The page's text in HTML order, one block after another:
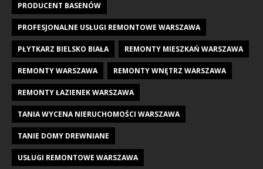
PRODUCENT BASENÓW
PROFESJONALNE USŁUGI REMONTOWE WARSZAWA
PŁYTKARZ BIELSKO BIAŁA REMONTY MIESZKAŃ WARSZAWA
REMONTY WARSZAWA REMONTY WNĘTRZ WARSZAWA
REMONTY ŁAZIENEK WARSZAWA
TANIA WYCENA NIERUCHOMOŚCI WARSZAWA
TANIE DOMY DREWNIANE
USŁUGI REMONTOWE WARSZAWA